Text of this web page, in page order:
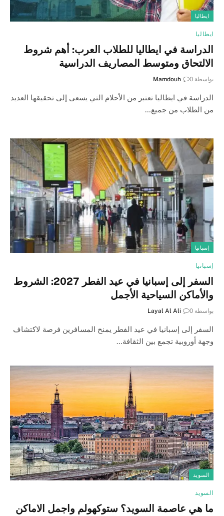
ايطاليا
ايطاليا
الدراسة في ايطاليا للطلاب العرب: أهم شروط
الالتحاق ومتوسط المصاريف الدراسية
بواسطة Mamdouh 0
الدراسة في ايطاليا تعتبر من الأحلام التي يسعى إلى تحقيقها العديد
من الطلاب من جميع…
إسبانيا
إسبانيا
السفر إلى إسبانيا في عيد الفطر 2027: الشروط
والأماكن السياحية الأجمل
بواسطة Layal Al Ali 0
السفر إلى إسبانيا في عيد الفطر يمنح المسافرين فرصة لاكتشاف
وجهة أوروبية تجمع بين الثقافة…
السويد
السويد
ما هي عاصمة السويد؟ ستوكهولم واجمل الاماكن